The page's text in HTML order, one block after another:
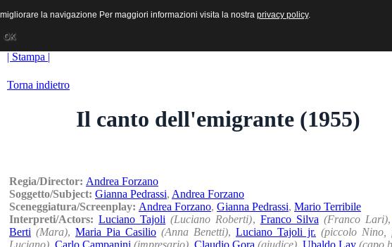
Audiovisive e Multimediali
| Stampa |
Torna indietro
Il canto dell'emigrante (1955)
Regia/Director: Andrea Forzano
Soggetto/Subject: Gianna Pedrassi, Andrea Forzano
Sceneggiatura/Screenplay: Andrea Forzano, Gianna Pedrassi, Mario Terribile
Interpreti/Actors:Luciano Tajoli (Luciano Roberti), Franco Silva (Franco Lari)
Berti (Mara), Maria Pia Casilio (Anna Benetti), Luciano Tajoli jr. (piccolo Nino,
Luciano), Carlo Campanini (impresario), Claudio Gora (giudice), Ubaldo Lay (capo
la navigazione Per maggiori informazioni visita la nostra privacy policy.
OK
la navigazione Per maggiori informazioni visita la nostra privacy policy.
OK